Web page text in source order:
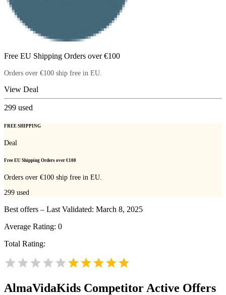
Free EU Shipping Orders over €100
Orders over €100 ship free in EU.
View Deal
299 used
FREE SHIPPING
Deal
Free EU Shipping Orders over €100
Orders over €100 ship free in EU.
299 used
Best offers – Last Validated: March 8, 2025
Average Rating: 0
Total Rating:
AlmaVidaKids Competitor Active Offers